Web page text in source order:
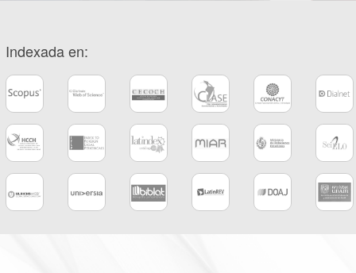
Indexada en: